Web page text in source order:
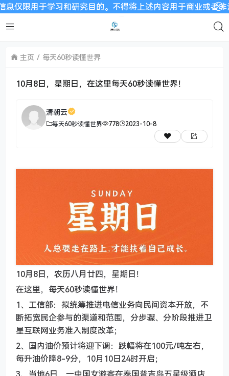
用于学习和研究目的。不得将上述内容用于商业或者非法
主页 每天60秒读懂世界
10月8日，星期日，在这里每天60秒读懂世界！
清朝云
每天60秒读懂世界 778 2023-10-8
10月8日，农历八月廿四，星期日！
在这里，每天60秒读懂世界！
1、工信部：拟统筹推进电信业务向民间资本开放，不
断拓宽民企参与的渠道和范围，分步骤、分阶段推进卫
星互联网业务准入制度改革；
2、国内油价预计将迎下调：跌幅将在100元/吨左右，
每升油价降8-9分，10月10日24时开启；